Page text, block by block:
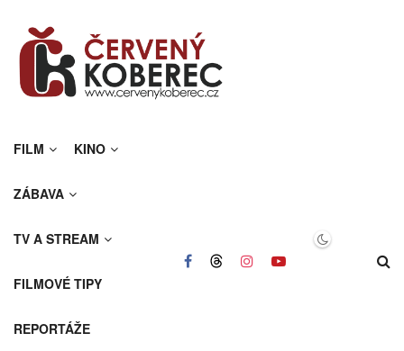
FILM KINO
ZÁBAVA
TV A STREAM
FILMOVÉ TIPY
REPORTÁŽE